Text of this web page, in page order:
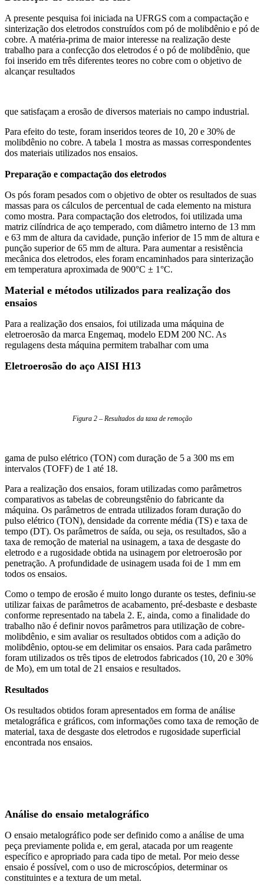
A presente pesquisa foi iniciada na UFRGS com a compactação e
sinterização dos eletrodos construídos com pó de molibdênio e pó de
cobre. A matéria-prima de maior interesse na realização deste
trabalho para a confecção dos eletrodos é o pó de molibdênio, que
foi inserido em três diferentes teores no cobre com o objetivo de
alcançar resultados
que satisfaçam a erosão de diversos materiais no campo industrial.
Para efeito do teste, foram inseridos teores de 10, 20 e 30% de
molibdênio no cobre. A tabela 1 mostra as massas correspondentes
dos materiais utilizados nos ensaios.
Preparação e compactação dos eletrodos
Os pós foram pesados com o objetivo de obter os resultados de suas
massas para os cálculos de percentual de cada elemento na mistura
como mostra. Para compactação dos eletrodos, foi utilizada uma
matriz cilíndrica de aço temperado, com diâmetro interno de 13 mm
e 63 mm de altura da cavidade, punção inferior de 15 mm de altura e
punção superior de 65 mm de altura. Para aumentar a resistência
mecânica dos eletrodos, eles foram encaminhados para sinterização
em temperatura aproximada de 900°C ± 1°C.
Material e métodos utilizados para realização dos
ensaios
Para a realização dos ensaios, foi utilizada uma máquina de
eletroerosão da marca Engemaq, modelo EDM 200 NC. As
regulagens desta máquina permitem trabalhar com uma
Eletroerosão do aço AISI H13
Figura 2 – Resultados da taxa de remoção
gama de pulso elétrico (TON) com duração de 5 a 300 ms em
intervalos (TOFF) de 1 até 18.
Para a realização dos ensaios, foram utilizadas como parâmetros
comparativos as tabelas de cobreungstênio do fabricante da
máquina. Os parâmetros de entrada utilizados foram duração do
pulso elétrico (TON), densidade da corrente média (TS) e taxa de
tempo (DT). Os parâmetros de saída, ou seja, os resultados, são a
taxa de remoção de material na usinagem, a taxa de desgaste do
eletrodo e a rugosidade obtida na usinagem por eletroerosão por
penetração. A profundidade de usinagem usada foi de 1 mm em
todos os ensaios.
Como o tempo de erosão é muito longo durante os testes, definiu-se
utilizar faixas de parâmetros de acabamento, pré-desbaste e desbaste
conforme representado na tabela 2. E, ainda, como a finalidade do
trabalho não é definir novos parâmetros para utilização de cobre-
molibdênio, e sim avaliar os resultados obtidos com a adição do
molibdênio, optou-se em delimitar os ensaios. Para cada parâmetro
foram utilizados os três tipos de eletrodos fabricados (10, 20 e 30%
de Mo), em um total de 21 ensaios e resultados.
Resultados
Os resultados obtidos foram apresentados em forma de análise
metalográfica e gráficos, com informações como taxa de remoção de
material, taxa de desgaste dos eletrodos e rugosidade superficial
encontrada nos ensaios.
Análise do ensaio metalográfico
O ensaio metalográfico pode ser definido como a análise de uma
peça previamente polida e, em geral, atacada por um reagente
específico e apropriado para cada tipo de metal. Por meio desse
ensaio é possível, com o uso de microscópios, determinar os
constituintes e a textura de um metal.